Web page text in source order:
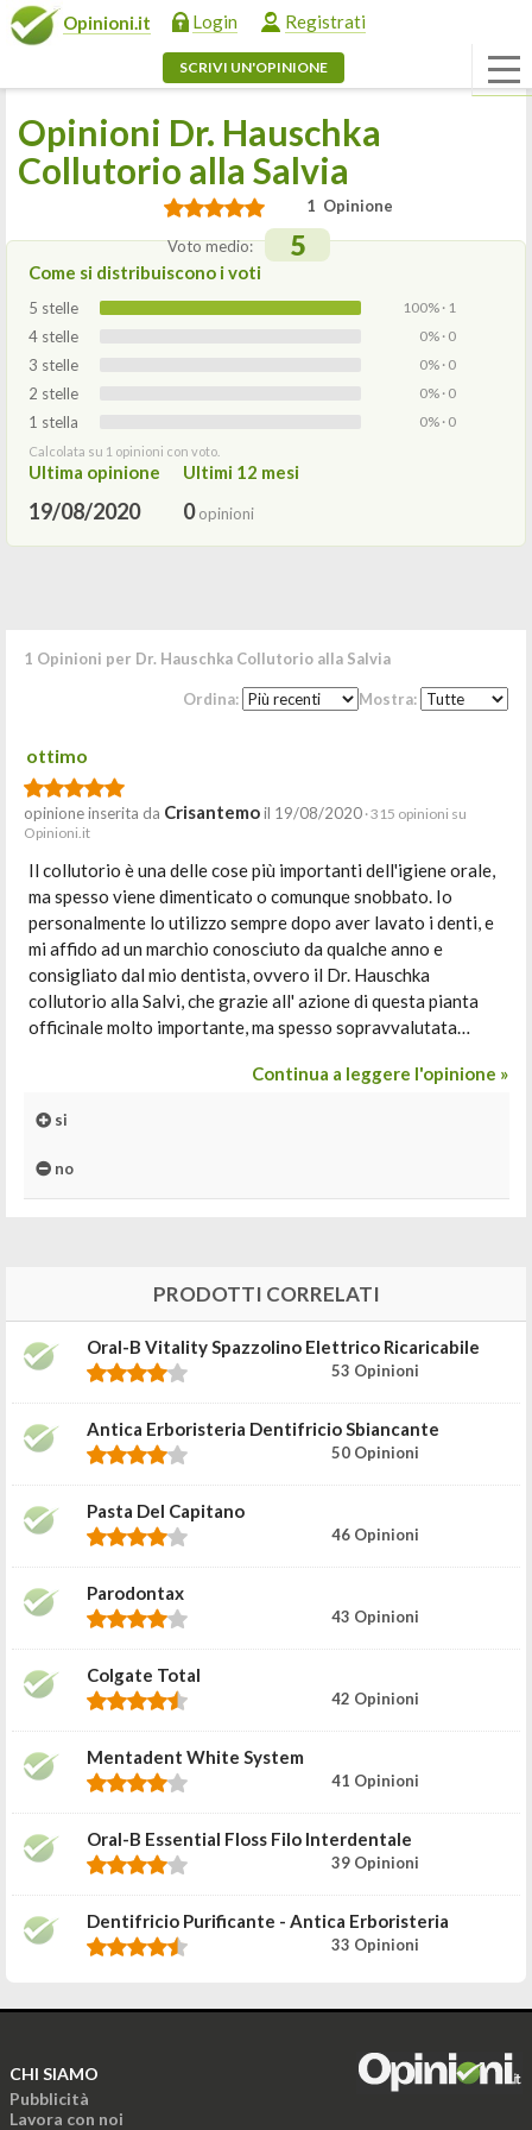
Opinioni.it Login Registrati
SCRIVI UN'OPINIONE
Opinioni Dr. Hauschka
Collutorio alla Salvia
1 Opinione
Voto medio: 5
Come si distribuiscono i voti
5 stelle 100% · 1
4 stelle 0% · 0
3 stelle 0% · 0
2 stelle 0% · 0
1 stella 0% · 0
Calcolata su 1 opinioni con voto.
Ultima opinione
19/08/2020
Ultimi 12 mesi
0opinioni
1 Opinioni per Dr. Hauschka Collutorio alla Salvia
Ordina: Mostra:
ottimo
opinione inserita da Crisantemoil 19/08/2020 · 315 opinioni su
Opinioni.it
Il collutorio è una delle cose più importanti dell'igiene orale,
ma spesso viene dimenticato o comunque snobbato. Io
personalmente lo utilizzo sempre dopo aver lavato i denti, e
mi affido ad un marchio conosciuto da qualche anno e
consigliato dal mio dentista, ovvero il Dr. Hauschka
collutorio alla Salvi, che grazie all' azione di questa pianta
officinale molto importante, ma spesso sopravvalutata…
Continua a leggere l'opinione »
si
no
PRODOTTI CORRELATI
Oral-B Vitality Spazzolino Elettrico Ricaricabile
53 Opinioni
Antica Erboristeria Dentifricio Sbiancante
50 Opinioni
Pasta Del Capitano
46 Opinioni
Parodontax
43 Opinioni
Colgate Total
42 Opinioni
Mentadent White System
41 Opinioni
Oral-B Essential Floss Filo Interdentale
39 Opinioni
Dentifricio Purificante - Antica Erboristeria
33 Opinioni
CHI SIAMO
Pubblicità
Lavora con noi